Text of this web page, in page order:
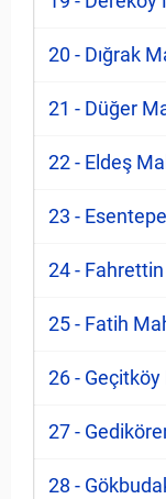
20 - Dığrak
21 - Düğer
22 - Eldeş
23 -
24 -
25 - Fatih
26 - Geçitköy
27 -
28 -